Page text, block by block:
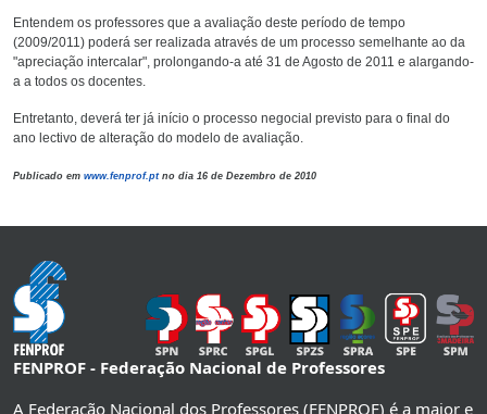
Entendem os professores que a avaliação deste período de tempo
(2009/2011) poderá ser realizada através de um processo semelhante ao da
"apreciação intercalar", prolongando-a até 31 de Agosto de 2011 e alargando-
a a todos os docentes.
Entretanto, deverá ter já início o processo negocial previsto para o final do
ano lectivo de alteração do modelo de avaliação.
Publicado em www.fenprof.ptno dia 16 de Dezembro de 2010
FENPROF - Federação Nacional de Professores
A Federação Nacional dos Professores (FENPROF) é a maior e